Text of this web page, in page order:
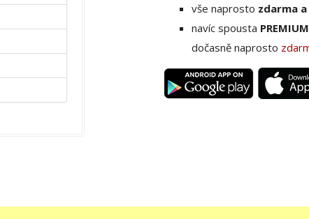
vše naprosto zdarma
navíc spousta PREMIUM
dočasně naprosto